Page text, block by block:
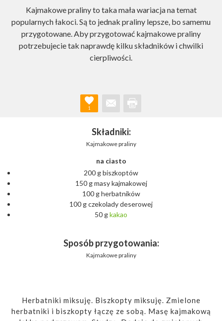
Kajmakowe praliny to taka mała wariacja na temat
popularnych łakoci. Są to jednak praliny lepsze, bo samemu
przygotowane. Aby przygotować kajmakowe praliny
potrzebujecie tak naprawdę kilku składników i chwilki
cierpliwości.
1
Składniki:
Kajmakowe praliny
na ciasto
200 g biszkoptów
150 g masy kajmakowej
100 g herbatników
100 g czekolady deserowej
50 gkakao
Sposób przygotowania:
Kajmakowe praliny
Herbatniki miksuję. Biszkopty miksuję. Zmielone
herbatniki i biszkopty łączę ze sobą. Masę kajmakową